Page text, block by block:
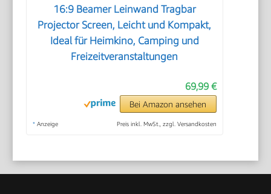
16:9 Beamer Leinwand Tragbar
Projector Screen, Leicht und Kompakt,
Ideal für Heimkino, Camping und
Freizeitveranstaltungen
69,99 €
Bei Amazon ansehen
* Anzeige Preis inkl. MwSt., zzgl. Versandkosten